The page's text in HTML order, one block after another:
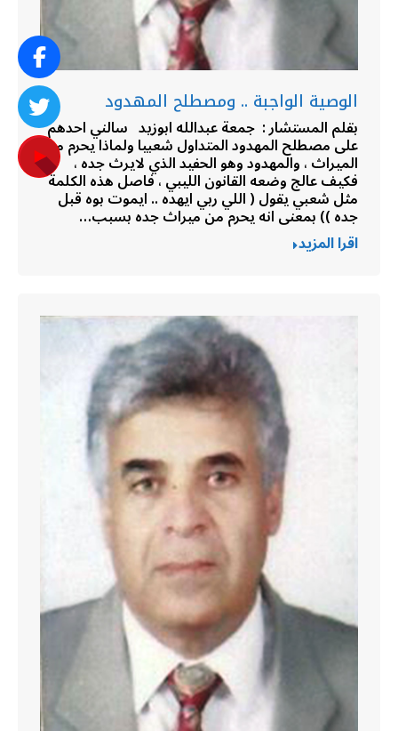
الوصية الواجبة .. ومصطلح المهدود
بقلم المستشار : جمعة عبدالله ابوزيد سالني احدهم
على مصطلح المهدود المتداول شعبيا ولماذا يحرم من
الميراث ، والمهدود وهو الحفيد الذي لايرث جده ،
فكيف عالج وضعه القانون الليبي ، فاصل هذه الكلمة
مثل شعبي يقول ( اللي ربي ايهده .. ايموت بوه قبل
جده )) بمعنى انه يحرم من ميراث جده بسبب…
اقرا المزيد